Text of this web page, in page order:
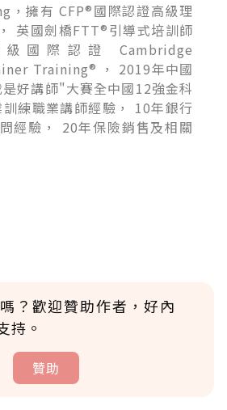
，擁有 CFP®國際認證高級理
英國劍橋FTT®引導式培訓師
國際認證 Cambridge
Training® ， 2019年中國
好講師"大賽全中國12強金科
練職業講師經驗， 10年銀行
經驗， 20年保險銷售及相關
？歡迎贊助作者，好內
持。
贊助